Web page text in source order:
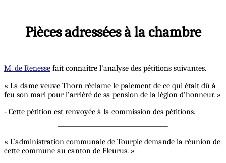
Pièces adressées à la chambre
M. de Renesse fait connaître l’analyse des pétitions suivantes.
« La dame veuve Thorn réclame le paiement de ce qui était dû à
feu son mari pour l’arriéré de sa pension de la légion d’honneur. »
- Cette pétition est renvoyée à la commission des pétitions.
« L’administration communale de Tourpie demande la réunion de
cette commune au canton de Fleurus. »